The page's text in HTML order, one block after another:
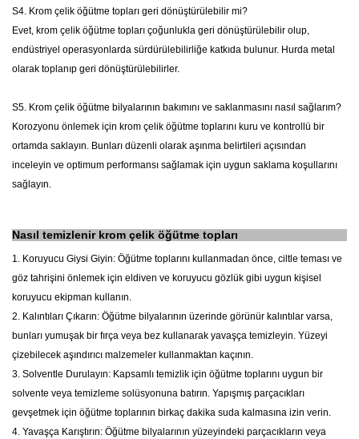
S4. Krom çelik öğütme topları geri dönüştürülebilir mi?
Evet, krom çelik öğütme topları çoğunlukla geri dönüştürülebilir olup,
endüstriyel operasyonlarda sürdürülebilirliğe katkıda bulunur. Hurda metal
olarak toplanıp geri dönüştürülebilirler.
S5. Krom çelik öğütme bilyalarının bakımını ve saklanmasını nasıl sağlarım?
Korozyonu önlemek için krom çelik öğütme toplarını kuru ve kontrollü bir
ortamda saklayın. Bunları düzenli olarak aşınma belirtileri açısından
inceleyin ve optimum performansı sağlamak için uygun saklama koşullarını
sağlayın.
Nasıl temizlenir krom çelik öğütme topları
1. Koruyucu Giysi Giyin: Öğütme toplarını kullanmadan önce, ciltle teması ve
göz tahrişini önlemek için eldiven ve koruyucu gözlük gibi uygun kişisel
koruyucu ekipman kullanın.
2. Kalıntıları Çıkarın: Öğütme bilyalarının üzerinde görünür kalıntılar varsa,
bunları yumuşak bir fırça veya bez kullanarak yavaşça temizleyin. Yüzeyi
çizebilecek aşındırıcı malzemeler kullanmaktan kaçının.
3. Solventle Durulayın: Kapsamlı temizlik için öğütme toplarını uygun bir
solvente veya temizleme solüsyonuna batırın. Yapışmış parçacıkları
gevşetmek için öğütme toplarının birkaç dakika suda kalmasına izin verin.
4. Yavaşça Karıştırın: Öğütme bilyalarının yüzeyindeki parçacıkların veya